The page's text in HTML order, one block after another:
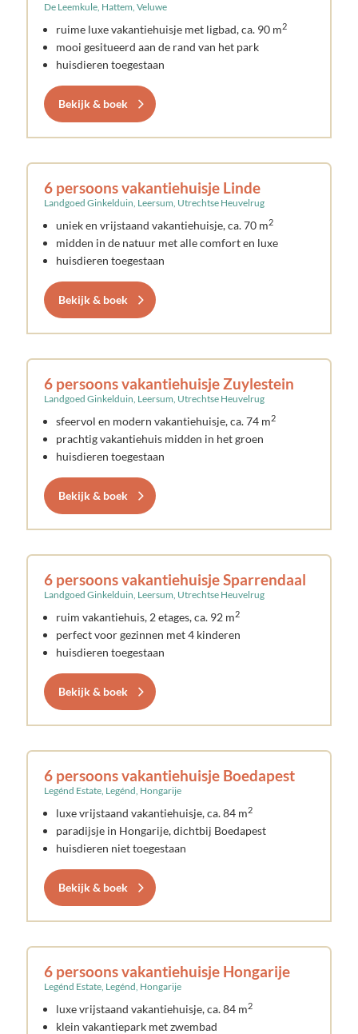
De Leemkule, Hattem, Veluwe
ruime luxe vakantiehuisje met ligbad, ca. 90 m2
mooi gesitueerd aan de rand van het park
huisdieren toegestaan
Bekijk & boek
6 persoons vakantiehuisje Linde
Landgoed Ginkelduin, Leersum, Utrechtse Heuvelrug
uniek en vrijstaand vakantiehuisje, ca. 70 m2
midden in de natuur met alle comfort en luxe
huisdieren toegestaan
Bekijk & boek
6 persoons vakantiehuisje Zuylestein
Landgoed Ginkelduin, Leersum, Utrechtse Heuvelrug
sfeervol en modern vakantiehuisje, ca. 74 m2
prachtig vakantiehuis midden in het groen
huisdieren toegestaan
Bekijk & boek
6 persoons vakantiehuisje Sparrendaal
Landgoed Ginkelduin, Leersum, Utrechtse Heuvelrug
ruim vakantiehuis, 2 etages, ca. 92 m2
perfect voor gezinnen met 4 kinderen
huisdieren toegestaan
Bekijk & boek
6 persoons vakantiehuisje Boedapest
Legénd Estate, Legénd, Hongarije
luxe vrijstaand vakantiehuisje, ca. 84 m2
paradijsje in Hongarije, dichtbij Boedapest
huisdieren niet toegestaan
Bekijk & boek
6 persoons vakantiehuisje Hongarije
Legénd Estate, Legénd, Hongarije
luxe vrijstaand vakantiehuisje, ca. 84 m2
klein vakantiepark met zwembad